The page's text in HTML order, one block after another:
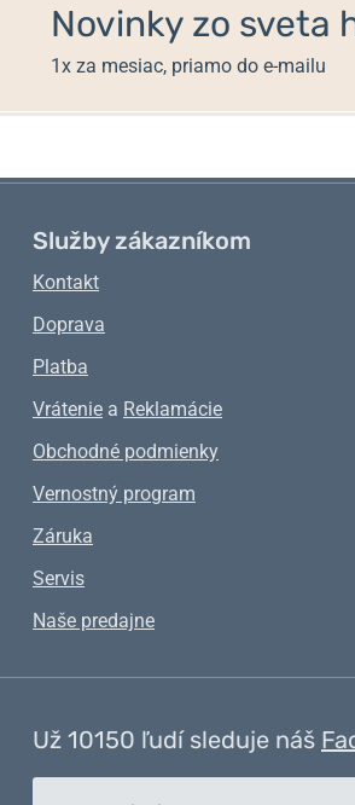
Novinky zo sveta
1x za mesiac, priamo do e-mailu
Služby zákazníkom
Kontakt
Doprava
Platba
Vrátenie a Reklamácie
Obchodné podmienky
Vernostný program
Záruka
Servis
Naše predajne
Už 10150 ľudí sleduje náš